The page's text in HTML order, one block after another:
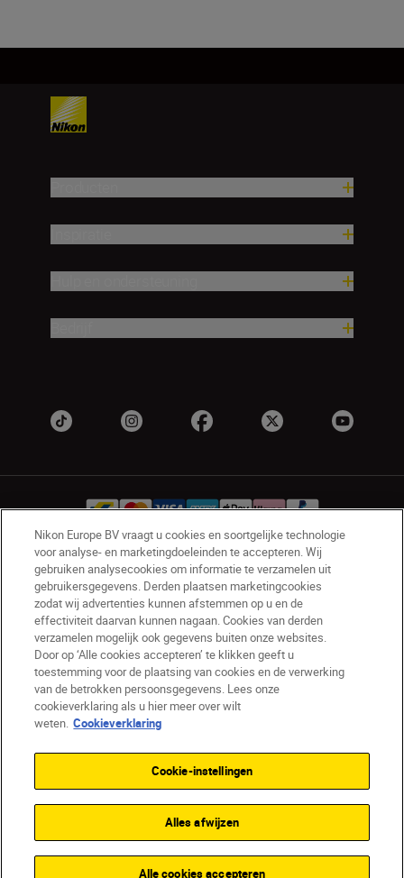
BE(nl) Nikon Sites
Contact opnemen
Privacyverklaring
Gebruiksvoorwaarden
Nikon Store - Algemene voorwaarden
Cookieverklaring
Toegankelijkheid
Cookie-instellingen
© 2026 Nikon
Nikon Europe BV vraagt u cookies en soortgelijke technologie
voor analyse- en marketingdoeleinden te accepteren. Wij
gebruiken analysecookies om informatie te verzamelen uit
gebruikersgegevens. Derden plaatsen marketingcookies
zodat wij advertenties kunnen afstemmen op u en de
effectiviteit daarvan kunnen nagaan. Cookies van derden
verzamelen mogelijk ook gegevens buiten onze websites.
Door op ‘Alle cookies accepteren’ te klikken geeft u
toestemming voor de plaatsing van cookies en de verwerking
van de betrokken persoonsgegevens. Lees onze
cookieverklaring als u hier meer over wilt
weten. Cookieverklaring
Cookie-instellingen
Alles afwijzen
Alle cookies accepteren